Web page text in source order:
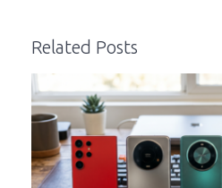
Related Posts